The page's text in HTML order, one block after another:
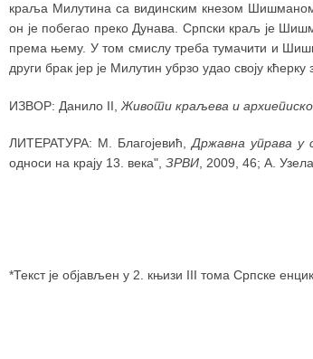
краља Милутина са видинским кнезом
он је побегао преко Дунава. Српски краљ је
према њему. У том смислу треба тумачити и
други брак јер је Милутин убрзо удао своју
ИЗВОР: Данило II, Животи краљева и
ЛИТЕРАТУРА: М. Благојевић, Државна управа у
односи на крају 13. века", ЗРВИ , 2009, 46; А.
*Текст је објављен у 2. књизи III тома Српске